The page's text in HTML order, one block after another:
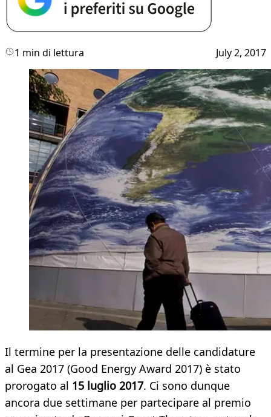
1 min di lettura July 2, 2017
Il termine per la presentazione delle candidature
al Gea 2017 (Good Energy Award 2017) è stato
prorogato al 15 luglio 2017. Ci sono dunque
ancora due settimane per partecipare al premio